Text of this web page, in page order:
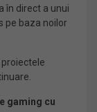
în direct a unui
pe baza noilor
gaming cu